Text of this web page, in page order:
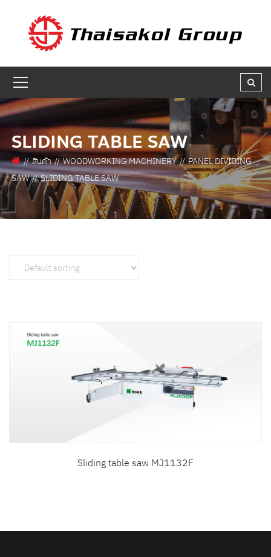
GET A QUOTE
ชื่อบริษัท :
เบอร์ติดต่อกลับ * :
อีเมล * :
สินค้าที่สนใจ :
หมวดสินค้าที่สนใจ :
รายละเอียดเพิ่มเติม :
SLIDING TABLE SAW
สินค้า WOODWORKING MACHINERY
PANEL DIVIDING
SAW
SLIDING TABLE SAW
Sliding table saw MJ1132F